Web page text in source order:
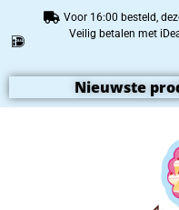
Voor 16:00 besteld,
Veilig betalen met
Nieuwste